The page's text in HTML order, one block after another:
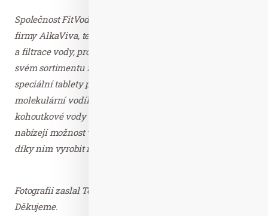
Společnost FitVoda je výhradním distributorem americké
firmy AlkaViva, technologického lídra v oblasti ionizace
a filtrace vody, pro Českou republiku a Slovensko. Ve
svém sortimentu nabízí nejen ionizery AlkaViva, ale též
speciální tablety pro obohacování pitné vody o
molekulární vodík. Ionizery AlkaViva dokážou z
kohoutkové vody odfiltrovat 172 různých kontaminantů,
nabízejí možnost vyrobit vodu s až 8 hodnotami pH a lze
díky nim vyrobit i vodu obohacenou o vodík.
Fotografii zaslal Tomáš Skolek, press@fitvoda.cz.
Děkujeme.